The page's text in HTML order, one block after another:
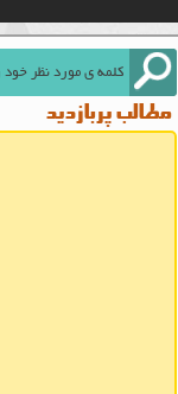
مطالب پربازدید